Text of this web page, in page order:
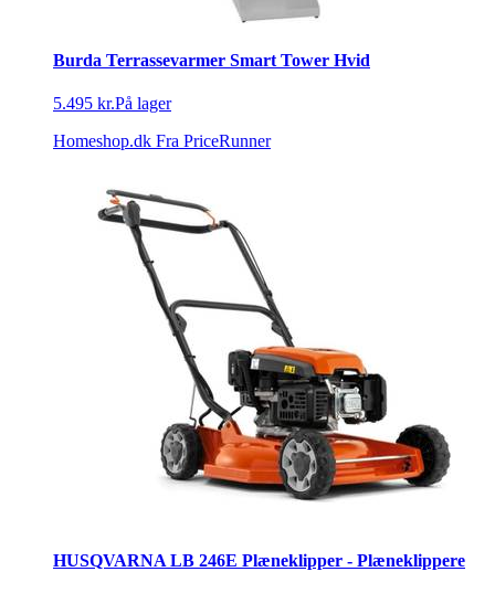
Burda Terrassevarmer Smart Tower Hvid
5.495 kr.På lager
Homeshop.dk Fra PriceRunner
HUSQVARNA LB 246E Plæneklipper - Plæneklippere